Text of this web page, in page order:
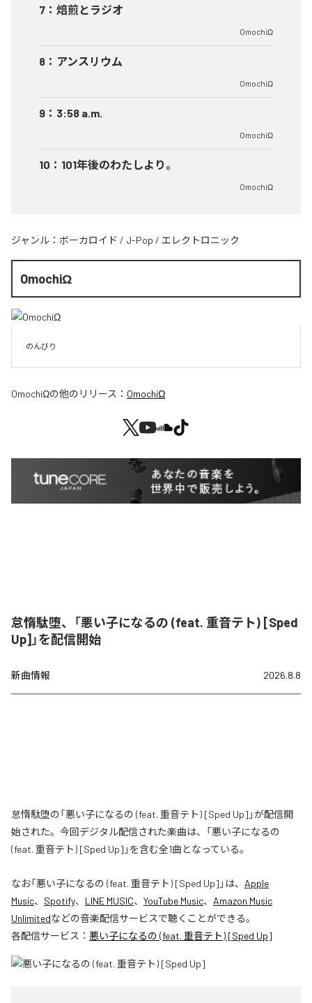
7 ： 焙煎とラジオ
OmochiΩ
8 ： アンスリウム
OmochiΩ
9 ： 3:58 a.m.
OmochiΩ
10 ： 101年後のわたしより。
OmochiΩ
ジャンル： ボーカロイド / J-Pop / エレクトロニック
OmochiΩ
のんびり
OmochiΩの他のリリース： OmochiΩ
怠惰駄堕、「悪い子になるの (feat. 重音テト) [Sped
Up]」を配信開始
新曲情報 2026.8.8
怠惰駄堕の「悪い子になるの (feat. 重音テト) [Sped Up]」が配信開
始された。今回デジタル配信された楽曲は、「悪い子になるの
(feat. 重音テト) [Sped Up]」を含む全1曲となっている。
なお「悪い子になるの (feat. 重音テト) [Sped Up] 」は、 Apple
Music、 Spotify、 LINE MUSIC、 YouTube Music、 Amazon Music
Unlimitedなどの音楽配信サービスで聴くことができる。
各配信サービス： 悪い子になるの (feat. 重音テト) [Sped Up]